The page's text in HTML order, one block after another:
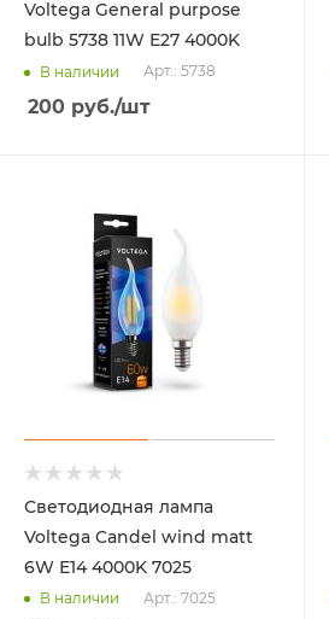
Voltega General purpose
bulb 5738 11W E27 4000K
В наличии Арт.: 5738
200 руб./шт
Светодиодная лампа
Voltega Candel wind matt
6W Е14 4000K 7025
В наличии Арт.: 7025